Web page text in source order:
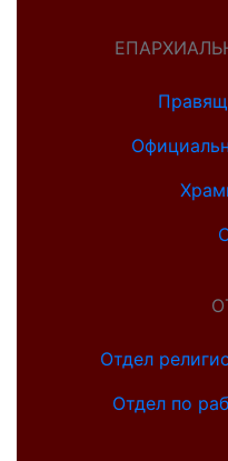
Отдел
Отдел по